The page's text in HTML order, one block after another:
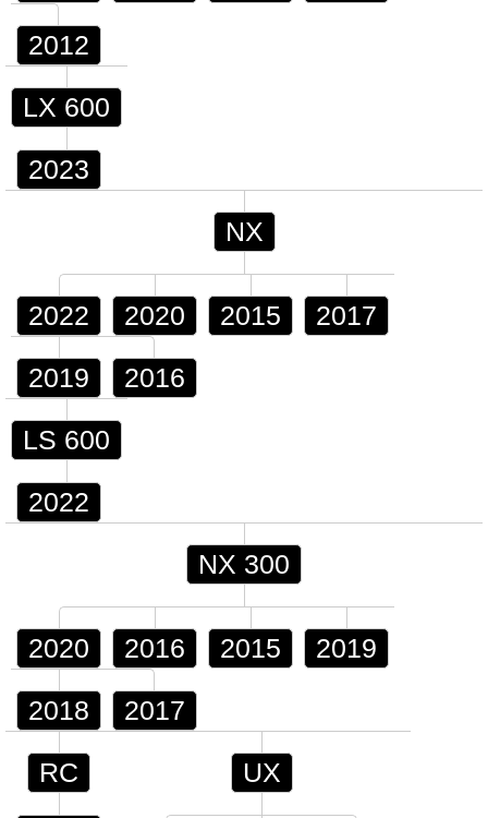
2012
LX 600
2023
NX
2022 2020 2015 2017
2019 2016
LS 600
2022
NX 300
2020 2016 2015 2019
2018 2017
RC UX